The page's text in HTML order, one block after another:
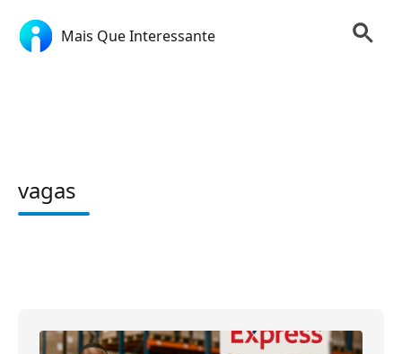
Mais Que Interessante
vagas